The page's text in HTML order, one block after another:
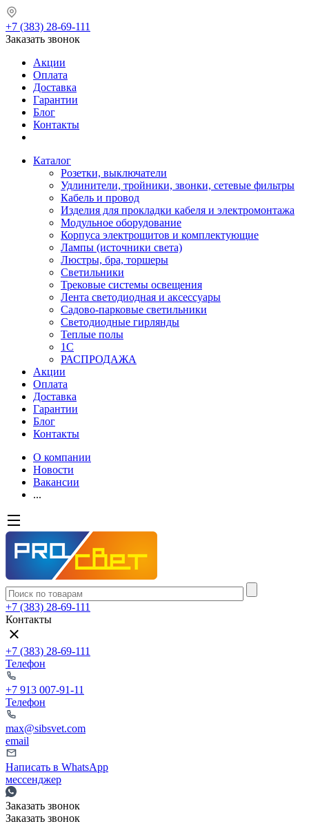
+7 (383) 28-69-111
Заказать звонок
Акции
Оплата
Доставка
Гарантии
Блог
Контакты
Каталог
Розетки, выключатели
Удлинители, тройники, звонки, сетевые фильтры
Кабель и провод
Изделия для прокладки кабеля и электромонтажа
Модульное оборудование
Корпуса электрощитов и комплектующие
Лампы (источники света)
Люстры, бра, торшеры
Светильники
Трековые системы освещения
Лента светодиодная и аксессуары
Садово-парковые светильники
Светодиодные гирлянды
Теплые полы
1С
РАСПРОДАЖА
Акции
Оплата
Доставка
Гарантии
Блог
Контакты
О компании
Новости
Вакансии
...
+7 (383) 28-69-111
Контакты
+7 (383) 28-69-111
Телефон
+7 913 007-91-11
Телефон
max@sibsvet.com
email
Написать в WhatsApp
мессенджер
Заказать звонок
Заказать звонок